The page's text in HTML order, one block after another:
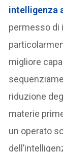
intelligenza
permesso di
migliore
riduzione
materie
un operato